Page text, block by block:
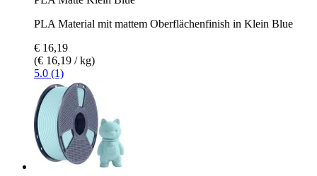
PLA Material mit mattem Oberflächenfinish in Klein Blue
€ 16,19
(€ 16,19 / kg)
5.0 (1)